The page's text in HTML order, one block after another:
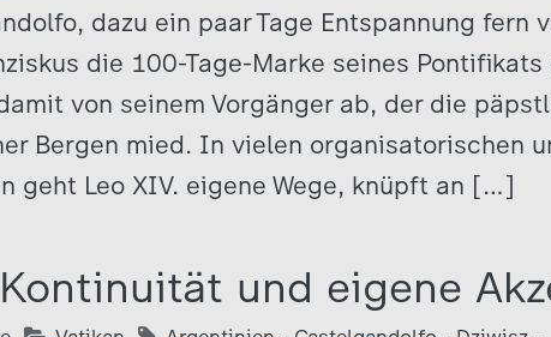
dazu ein paar Tage Entspannung fern
die 100-Tage-Marke seines Pontifikats
von seinem Vorgänger ab, der die
Bergen mied. In vielen organisatorischen
geht Leo XIV. eigene Wege, knüpft an […]
und eigene